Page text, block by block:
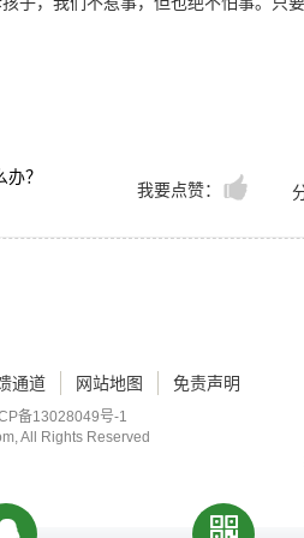
？
我要点赞：
通道 网站地图 免责声明
备13028049号-1
, All Rights Reserved